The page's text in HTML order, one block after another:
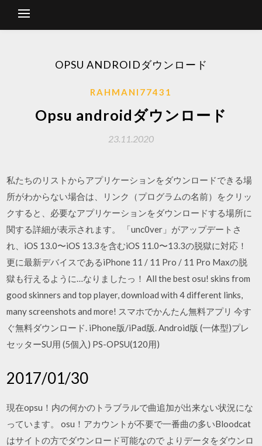
OPSU ANDROIDダウンロード
RAHMANI77431
Opsu androidダウンロード
23.11.2020
私たちのリストからアプリケーションをダウンロードできる場
所がわからない場合は、リンク（プログラムの名前）をクリッ
クすると、必要なアプリケーションをダウンロードする場所に
関する詳細が表示されます。 「unc0ver」がアップデートさ
れ、iOS 13.0〜iOS 13.3を含むiOS 11.0〜13.3の脱獄に対応！
更に最新デバイスであるiPhone 11 / 11 Pro / 11 Pro Maxの脱
獄も行えるように…なりましたっ！ All the best osu! skins from
good skinners and top player, download with 4 different links,
many screenshots and more! スマホでかんたん無料アプリ 今す
ぐ無料ダウンロード. iPhone版/iPad版. Android版 (一体型)プレ
セッターSU用 (5個入) PS-OPSU(120用)
2017/01/30
現在opsu！内の何かのトラブラルで曲追加が出来ない状況にな
っています。 osu！アカウントが不要で一番曲の多いBloodcat
はサイトの方でダウンロード可能なので よりデータをダウンロ